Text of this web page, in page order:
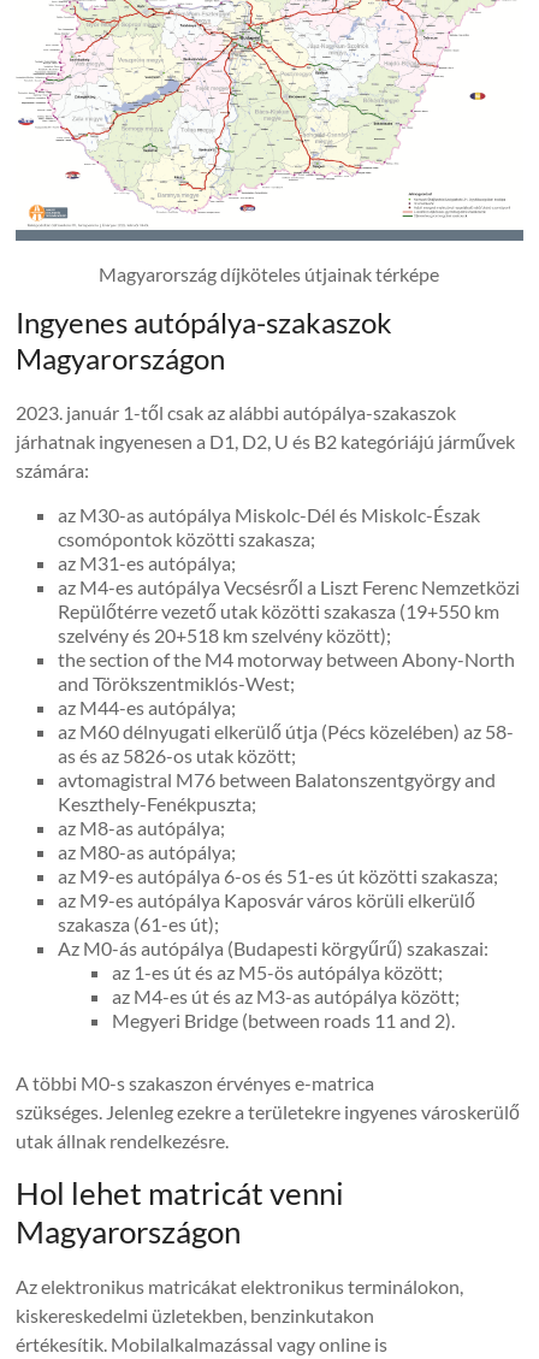
Magyarország díjköteles útjainak térképe
Ingyenes autópálya-szakaszok
Magyarországon
2023. január 1-től csak az alábbi autópálya-szakaszok
járhatnak ingyenesen a D1, D2, U és B2 kategóriájú járművek
számára:
az M30-as autópálya Miskolc-Dél és Miskolc-Észak
csomópontok közötti szakasza;
az M31-es autópálya;
az M4-es autópálya Vecsésről a Liszt Ferenc Nemzetközi
Repülőtérre vezető utak közötti szakasza (19+550 km
szelvény és 20+518 km szelvény között);
the section of the M4 motorway between Abony-North
and Törökszentmiklós-West;
az M44-es autópálya;
az M60 délnyugati elkerülő útja (Pécs közelében) az 58-
as és az 5826-os utak között;
avtomagistral M76 between Balatonszentgyörgy and
Keszthely-Fenékpuszta;
az M8-as autópálya;
az M80-as autópálya;
az M9-es autópálya 6-os és 51-es út közötti szakasza;
az M9-es autópálya Kaposvár város körüli elkerülő
szakasza (61-es út);
Az M0-ás autópálya (Budapesti körgyűrű) szakaszai:
az 1-es út és az M5-ös autópálya között;
az M4-es út és az M3-as autópálya között;
Megyeri Bridge (between roads 11 and 2).
A többi M0-s szakaszon érvényes e-matrica
szükséges. Jelenleg ezekre a területekre ingyenes városkerülő
utak állnak rendelkezésre.
Hol lehet matricát venni
Magyarországon
Az elektronikus matricákat elektronikus terminálokon,
kiskereskedelmi üzletekben, benzinkutakon
értékesítik. Mobilalkalmazással vagy online is